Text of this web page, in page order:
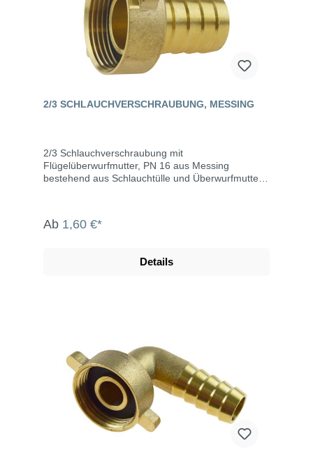
2/3 SCHLAUCHVERSCHRAUBUNG, MESSING
2/3 Schlauchverschraubung mit
Flügelüberwurfmutter, PN 16 aus Messing
bestehend aus Schlauchtülle und Überwurfmutter
Ab 1,60 €*
Details